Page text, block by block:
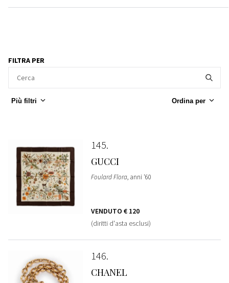
FILTRA PER
Più filtri Ordina per
145
GUCCI
Foulard Flora, anni '60
VENDUTO € 120
(diritti d'asta esclusi)
146
CHANEL